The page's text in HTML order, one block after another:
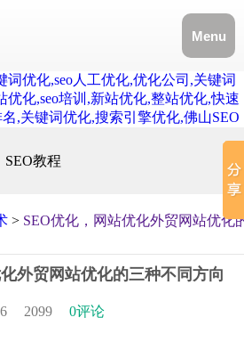
Menu
SEO教程
> SEO优化，网站优化外贸网站优化
外贸网站优化的三种不同方向
2099 0评论